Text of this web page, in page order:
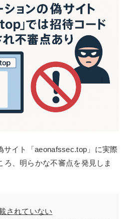
サイト「aeonafssec.top」に実際
ろ、明らかな不審点を発見しま
されていない